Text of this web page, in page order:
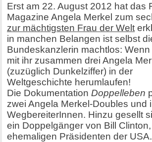
Erst am 22. August 2012 hat das
Magazine Angela Merkel zum
zur mächtigsten Frau der Welt
in manchen Belangen ist selbst
Bundeskanzlerin machtlos:
mit ihr zusammen drei Angela
(zuzüglich Dunkelziffer) in der
Weltgeschichte herumlaufen!
Die Dokumentation Doppelleben
zwei Angela Merkel-Doubles und
WegbereiterInnen. Hinzu gesellt
ein Doppelgänger von Bill
ehemaligen Präsidenten der USA.